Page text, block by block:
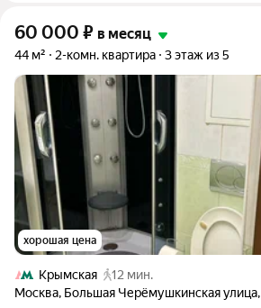
60 000 ₽ в месяц
44 м² 2-комн. квартира 3 этаж из 5
хорошая цена
Крымская
12 мин.
Москва, Большая Черёмушкинская улица,